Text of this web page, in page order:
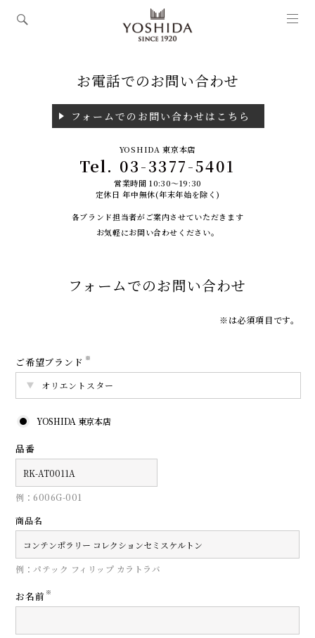
お電話でのお問い合わせ
フォームでのお問い合わせはこちら
YOSHIDA 東京本店
Tel. 03-3377-5401
営業時間 10:30～19:30
定休日 年中無休(年末年始を除く)
各ブランド担当者がご案内させていただきます
お気軽にお問い合わせください。
フォームでのお問い合わせ
※は必須項目です。
ご希望ブランド ※
YOSHIDA 東京本店
品番
例：6006G-001
商品名
例：パテック フィリップ カラトラバ
お名前 ※